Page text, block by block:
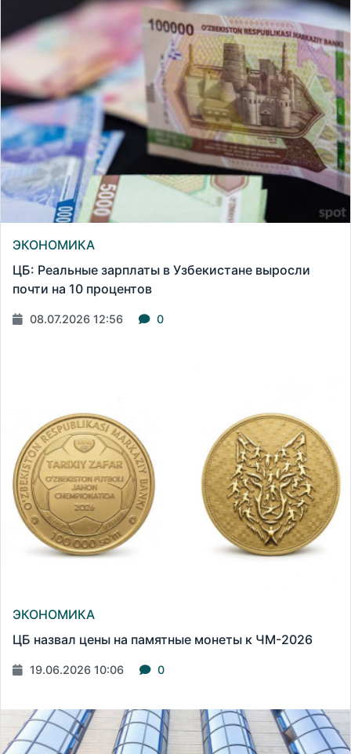
ЭКОНОМИКА
ЦБ: Реальные зарплаты в Узбекистане выросли
почти на 10 процентов
08.07.2026 12:56 0
ЭКОНОМИКА
ЦБ назвал цены на памятные монеты к ЧМ-2026
19.06.2026 10:06 0